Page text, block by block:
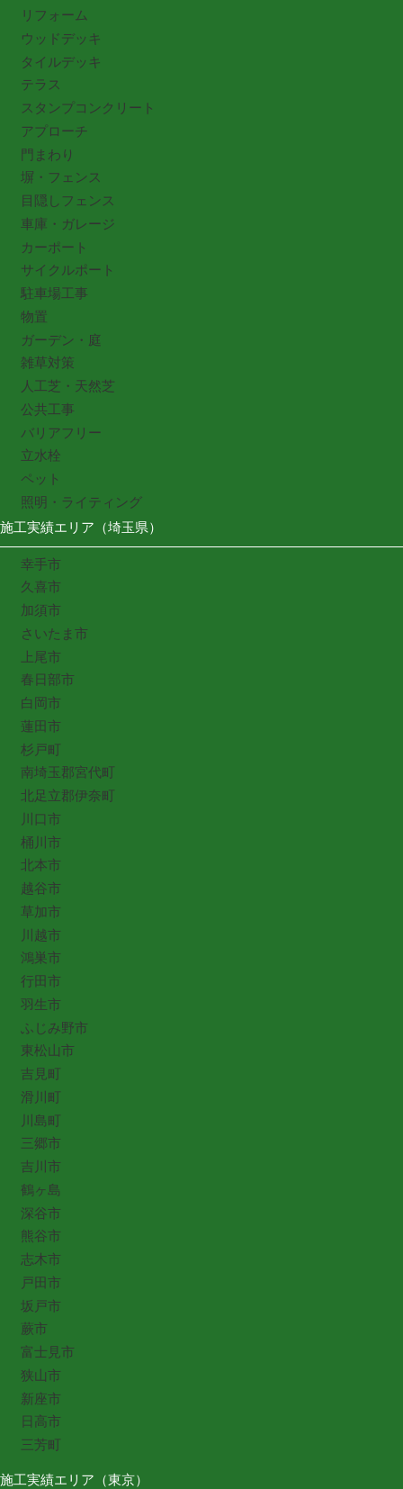
リフォーム
ウッドデッキ
タイルデッキ
テラス
スタンプコンクリート
アプローチ
門まわり
塀・フェンス
目隠しフェンス
車庫・ガレージ
カーポート
サイクルポート
駐車場工事
物置
ガーデン・庭
雑草対策
人工芝・天然芝
公共工事
バリアフリー
立水栓
ペット
照明・ライティング
施工実績エリア（埼玉県）
幸手市
久喜市
加須市
さいたま市
上尾市
春日部市
白岡市
蓮田市
杉戸町
南埼玉郡宮代町
北足立郡伊奈町
川口市
桶川市
北本市
越谷市
草加市
川越市
鴻巣市
行田市
羽生市
ふじみ野市
東松山市
吉見町
滑川町
川島町
三郷市
吉川市
鶴ヶ島
深谷市
熊谷市
志木市
戸田市
坂戸市
蕨市
富士見市
狭山市
新座市
日高市
三芳町
施工実績エリア（東京）